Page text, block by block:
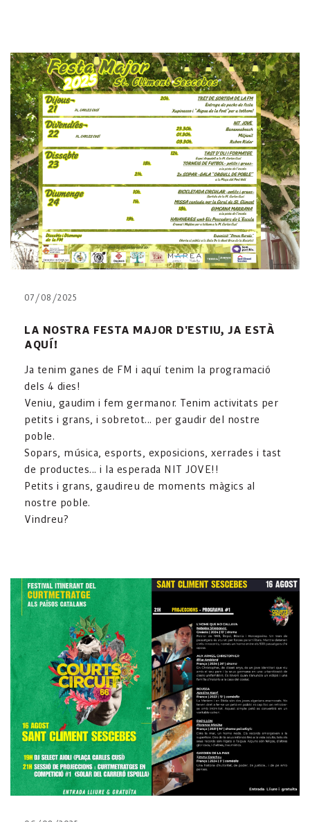
07/08/2025
LA NOSTRA FESTA MAJOR D'ESTIU, JA ESTÀ
AQUÍ!
Ja tenim ganes de FM i aquí tenim la programació
dels 4 dies!
Veniu, gaudim i fem germanor. Tenim activitats per
petits i grans, i sobretot... per gaudir del nostre
poble.
Sopars, música, esports, exposicions, xerrades i tast
de productes... i la esperada NIT JOVE!!
Petits i grans, gaudireu de moments màgics al
nostre poble.
Vindreu?